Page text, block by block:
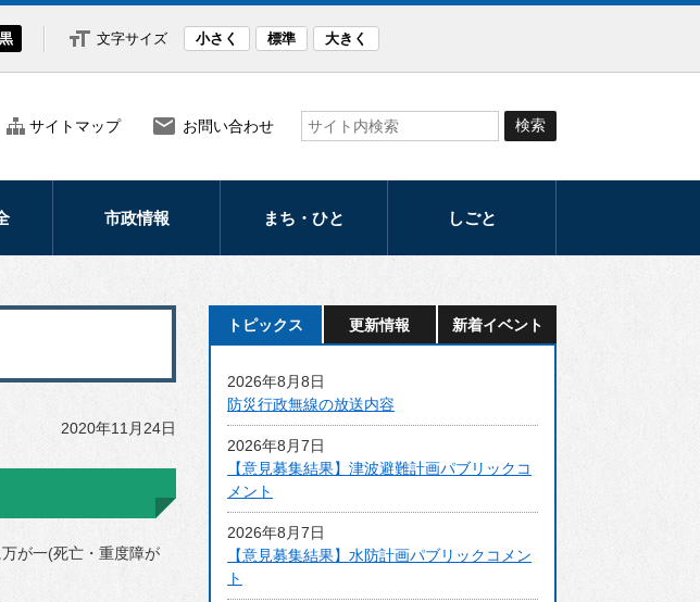
黒 文字サイズ 小さく 標準 大きく
サイトマップ お問い合わせ
市政情報
広報・広聴
選挙
主要な戦略・計画
まち・ひと
まつり・イベント
文化
音楽のまち・ほく
と
アクセスマップ
しごと
労働支援
2020年11月24日
が一(死亡・重度障が
トピックス 更新情報 新着イベント
2026年8月8日
防災行政無線の放送内容
2026年8月7日
【意見募集結果】津波避難計画パブリックコ
メント
2026年8月7日
【意見募集結果】水防計画パブリックコメン
ト